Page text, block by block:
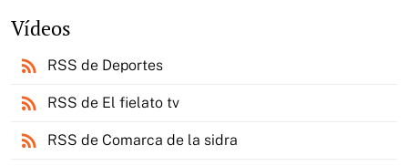
Vídeos
rss_feed RSS de Deportes
rss_feed RSS de El fielato tv
rss_feed RSS de Comarca de la sidra